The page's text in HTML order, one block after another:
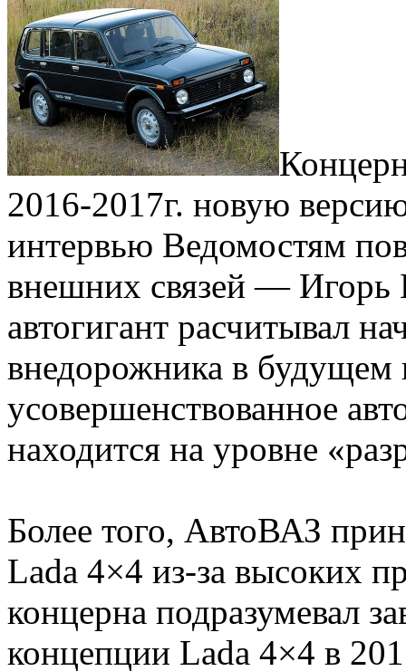
2016-2017г. новую
интервью Ведомостям
внешних связей — Игорь
автогигант расчитывал
внедорожника в будущем
усовершенствованное
находится на уровне
Более того, АвтоВАЗ
Lada 4×4 из-за высоких
концерна подразумевал
концепции Lada 4×4 в